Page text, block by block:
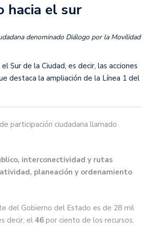
hacia el sur
denominado Diálogo por la Movilidad
Sur de la Ciudad, es decir, las acciones
destaca la ampliación de la Línea 1 del
participación ciudadana llamado
interconectividad y rutas
planeación y ordenamiento
del Gobierno del Estado es de 28 mil
decir, el 46 por ciento de los recursos.